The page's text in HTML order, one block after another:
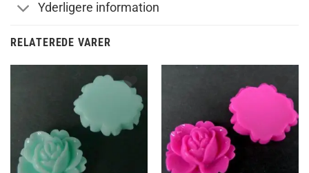
Yderligere information
RELATEREDE VARER